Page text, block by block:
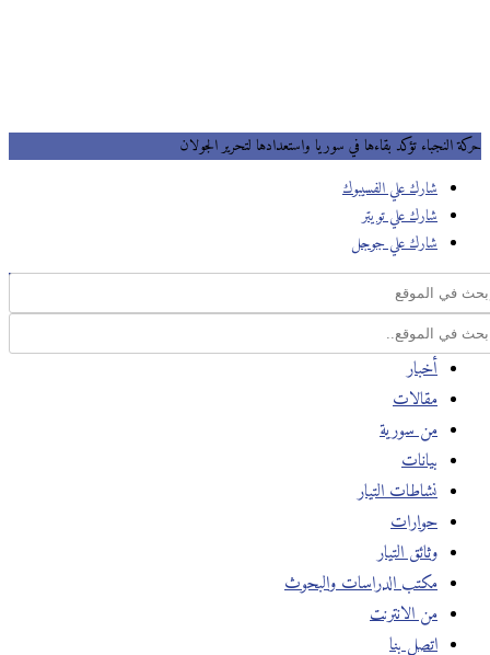
حركة النجباء تؤكد بقاءها في سوريا واستعدادها لتحرير الجولان
شارك علي الفسيبوك
شارك علي تويتر
شارك علي جوجل
أخبار
مقالات
من سورية
بيانات
نشاطات التيار
حوارات
وثائق التيار
مكتب الدراسات والبحوث
من الانترنت
اتصل بنا